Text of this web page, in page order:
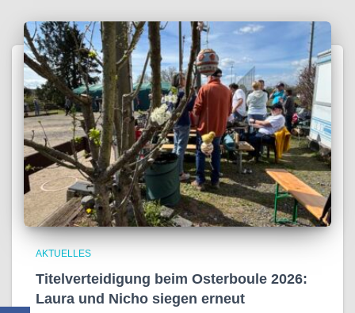
AKTUELLES
Titelverteidigung beim Osterboule 2026:
Laura und Nicho siegen erneut